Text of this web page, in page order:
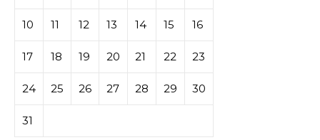
10 11 12 13 14 15 16
17 18 19 20 21 22 23
24 25 26 27 28 29 30
31